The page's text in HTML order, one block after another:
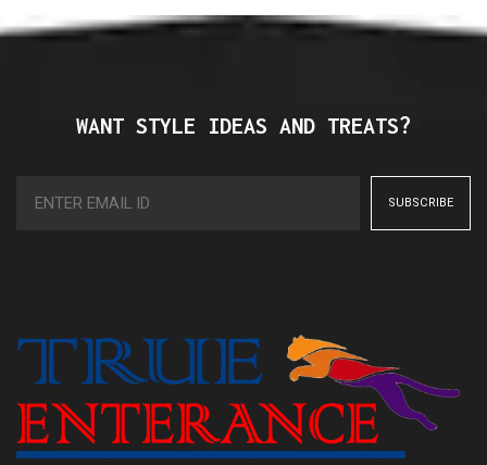
WANT STYLE IDEAS AND TREATS?